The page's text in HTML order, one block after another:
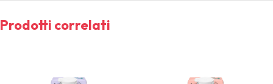
Prodotti correlati